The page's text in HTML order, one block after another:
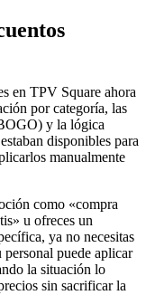
en TPV Square ahora
por categoría, las
y la lógica
disponibles para
manualmente
como «compra
u ofreces un
ya no necesitas
puede aplicar
la situación lo
sin sacrificar la